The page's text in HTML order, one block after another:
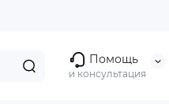
Помощь
и консультация